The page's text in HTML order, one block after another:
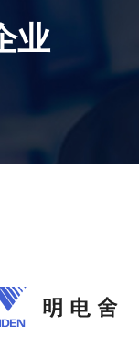
业